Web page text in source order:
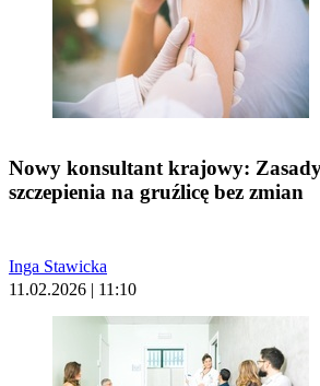
Nowy konsultant krajowy:
szczepienia na gruźlicę bez zmian
Inga Stawicka
11.02.2026 | 11:10